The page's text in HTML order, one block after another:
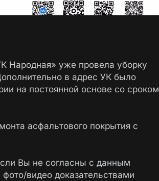
Народная» уже провела уборку
в адрес УК было
на постоянной основе со сроком
асфальтового покрытия с
Вы не согласны с данным
видео доказательствами